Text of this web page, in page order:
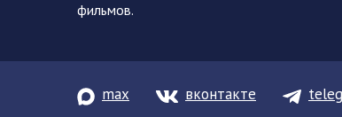
фильмов.
max вконтакте